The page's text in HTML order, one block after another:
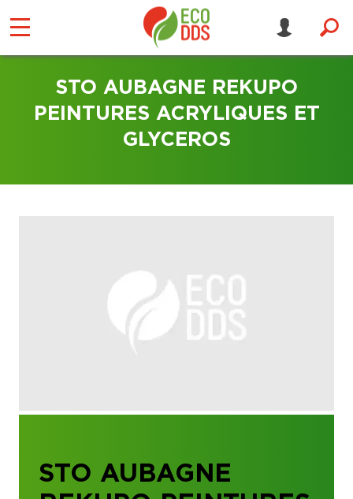
STO AUBAGNE REKUPO
PEINTURES ACRYLIQUES ET
GLYCEROS
STO AUBAGNE